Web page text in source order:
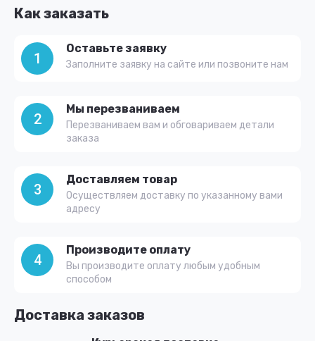
Доставка заказов
Как заказать
1
Оставьте заявку
Заполните заявку на сайте или позвоните нам
2
Мы перезваниваем
Перезваниваем вам и обговариваем детали
заказа
3
Доставляем товар
Осуществляем доставку по указанному вами
адресу
4
Производите оплату
Вы производите оплату любым удобным
способом